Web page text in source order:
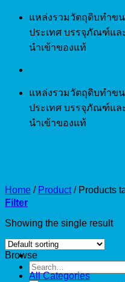
Skip
content
แหล่งรวมวัตถุดิบทำขน
ประเทศ บรรจุภัณฑ์แ
นำเข้าของแท้
แหล่งรวมวัตถุดิบทำขน
ประเทศ บรรจุภัณฑ์แ
นำเข้าของแท้
Search
for:
Home / Product /Products
Filter
Showing the single result
Browse
All Categories